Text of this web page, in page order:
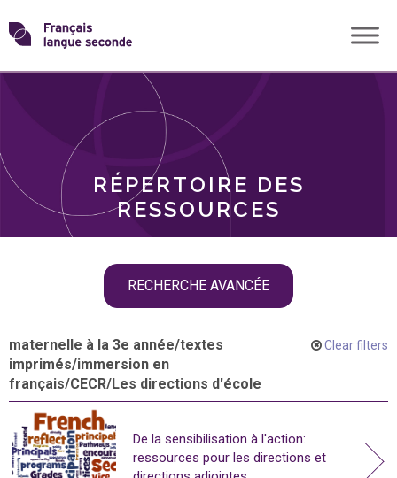
Skip
toTransformons
langue
RÉPERTOIRE DES
RESSOURCES
RECHERCHE AVANCÉE
THÈMES
maternelle à la 3e année/textes
imprimés/immersion en
français/CECR/Les directions d'école
Clear filters
De la sensibilisation à l'action:
ressources pour les directions et